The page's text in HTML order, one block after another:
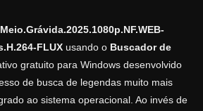
Meio.Grávida.2025.1080p.NF.WEB-
FLUXusando o Buscador de
gratuito para Windows desenvolvido
de busca de legendas muito mais
ao sistema operacional. Ao invés de